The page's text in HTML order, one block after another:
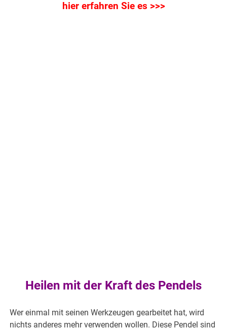
hier erfahren Sie es >>>
Heilen mit der Kraft des Pendels
Wer einmal mit seinen Werkzeugen gearbeitet hat, wird
nichts anderes mehr verwenden wollen. Diese Pendel sind